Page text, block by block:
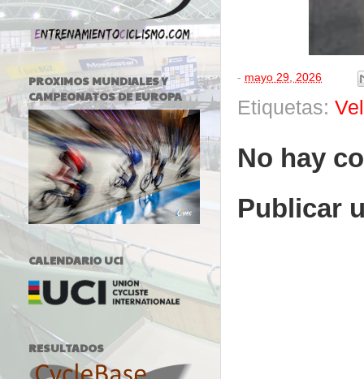
- mayo 29, 2026
Etiquetas:
No hay
Publicar
PROXIMOS MUNDIALES Y
CAMPEONATOS DE EUROPA
CALENDARIO UCI
RESULTADOS